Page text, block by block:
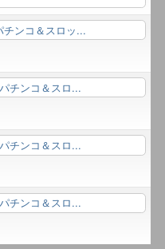
ンコ＆スロッ...
チンコ＆スロ...
チンコ＆スロ...
チンコ＆スロ...